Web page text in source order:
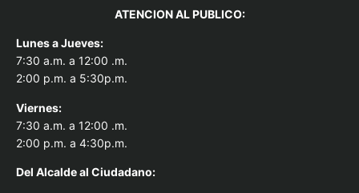
ATENCION AL PUBLICO:
Lunes a Jueves:
7:30 a.m. a 12:00 .m.
2:00 p.m. a 5:30p.m.
Viernes:
7:30 a.m. a 12:00 .m.
2:00 p.m. a 4:30p.m.
Del Alcalde al Ciudadano: